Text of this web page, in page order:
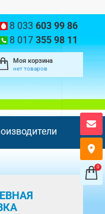
8 033603 99 86
8 017355 98 11
Моя корзина
нет товаров
0